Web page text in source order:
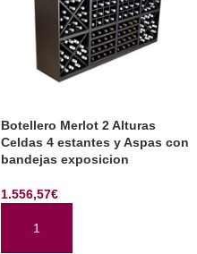
Botellero Merlot 2 Alturas
Celdas 4 estantes y Aspas con
bandejas exposicion
1.556,57€
AÑADIR AL CARRITO